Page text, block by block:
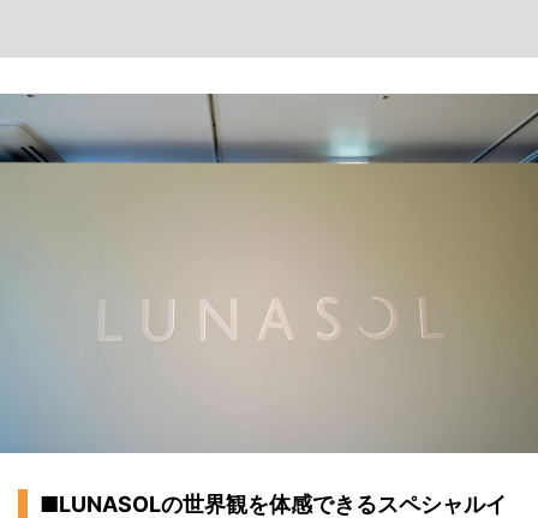
■LUNASOLの世界観を体感できるスペシャルイ